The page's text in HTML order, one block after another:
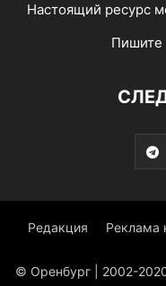
Настоящий ресурс
Пишите
Редакция Реклама
© Оренбург | 2002-